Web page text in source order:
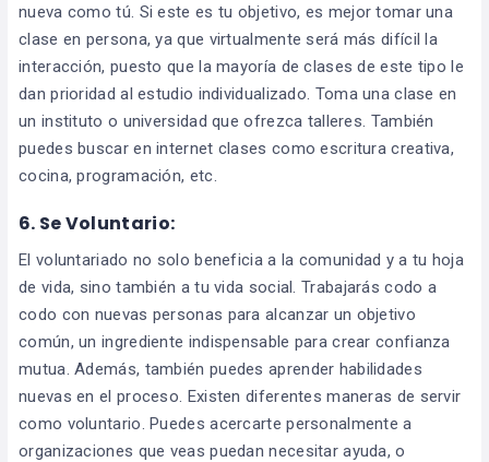
nueva como tú. Si este es tu objetivo, es mejor tomar una
clase en persona, ya que virtualmente será más difícil la
interacción, puesto que la mayoría de clases de este tipo le
dan prioridad al estudio individualizado. Toma una clase en
un instituto o universidad que ofrezca talleres. También
puedes buscar en internet clases como escritura creativa,
cocina, programación, etc.
6. Se Voluntario:
El voluntariado no solo beneficia a la comunidad y a tu hoja
de vida, sino también a tu vida social. Trabajarás codo a
codo con nuevas personas para alcanzar un objetivo
común, un ingrediente indispensable para crear confianza
mutua. Además, también puedes aprender habilidades
nuevas en el proceso. Existen diferentes maneras de servir
como voluntario. Puedes acercarte personalmente a
organizaciones que veas puedan necesitar ayuda, o